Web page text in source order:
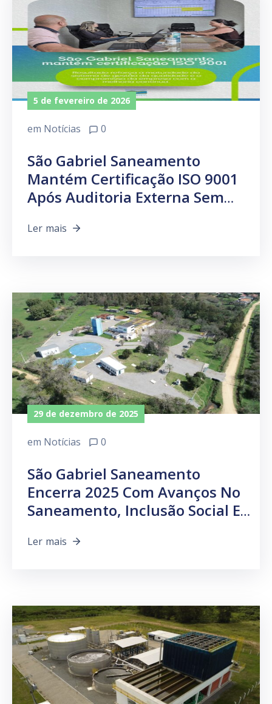
5 de fevereiro de 2026
em Notícias 0
São Gabriel Saneamento
Mantém Certificação ISO 9001
Após Auditoria Externa Sem
Ler mais
29 de dezembro de 2025
em Notícias 0
São Gabriel Saneamento
Encerra 2025 Com Avanços No
Saneamento, Inclusão Social E
Investimentos
Ler mais